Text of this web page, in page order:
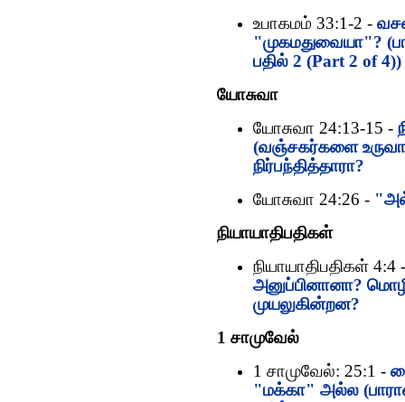
உபாகமம் 33:1-2 -
"முகமதுவையா"?
பதில் 2 (Part 2 of 4))
யோசுவா
யோசுவா 24:13-15 -
(வஞ்சகர்களை
நிர்பந்தித்தாரா?
யோசுவா 24:26 -
நியாயாதிபதிகள்
நியாயாதிபதிகள் 4:4
அனுப்பினானா?
முயலுகின்றன?
1 சாமுவேல்
1 சாமுவேல்: 25:1 -
"மக்கா" அல்ல